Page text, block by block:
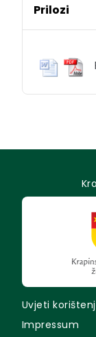
Prilozi
Uvjeti
Impressum